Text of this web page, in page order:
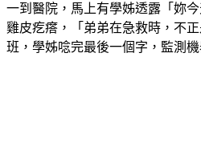
一到醫院，馬上有學姊透露「妳
雞皮疙瘩，「弟弟在急救時，不
班，學姊唸完最後一個字，監測